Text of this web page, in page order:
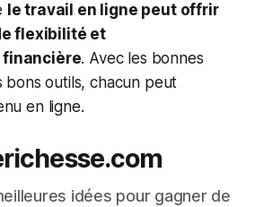
le travail en ligne peut offrir
flexibilité et
financière. Avec les bonnes
bons outils, chacun peut
en ligne.
idées pour gagner de